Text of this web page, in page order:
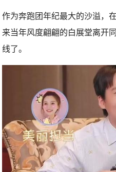
作为奔跑团年纪最大的沙溢，
来当年风度翩翩的白展堂离开
线了。